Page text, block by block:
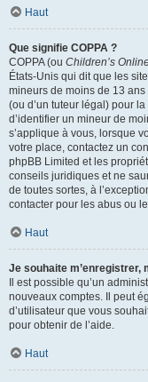
Haut
Que signifie COPPA ?
COPPA (ou Children’s
États-Unis qui dit que les
mineurs de moins de 13
(ou d’un tuteur légal) pour
d’identifier un mineur de
s’applique à vous, lorsque
votre place, contactez un
phpBB Limited et les
conseils juridiques et ne
de toutes sortes, à
contacter pour les abus ou
Haut
Je souhaite m’enregistrer,
Il est possible qu’un
nouveaux comptes. Il peut
d’utilisateur que vous
pour obtenir de l’aide.
Haut